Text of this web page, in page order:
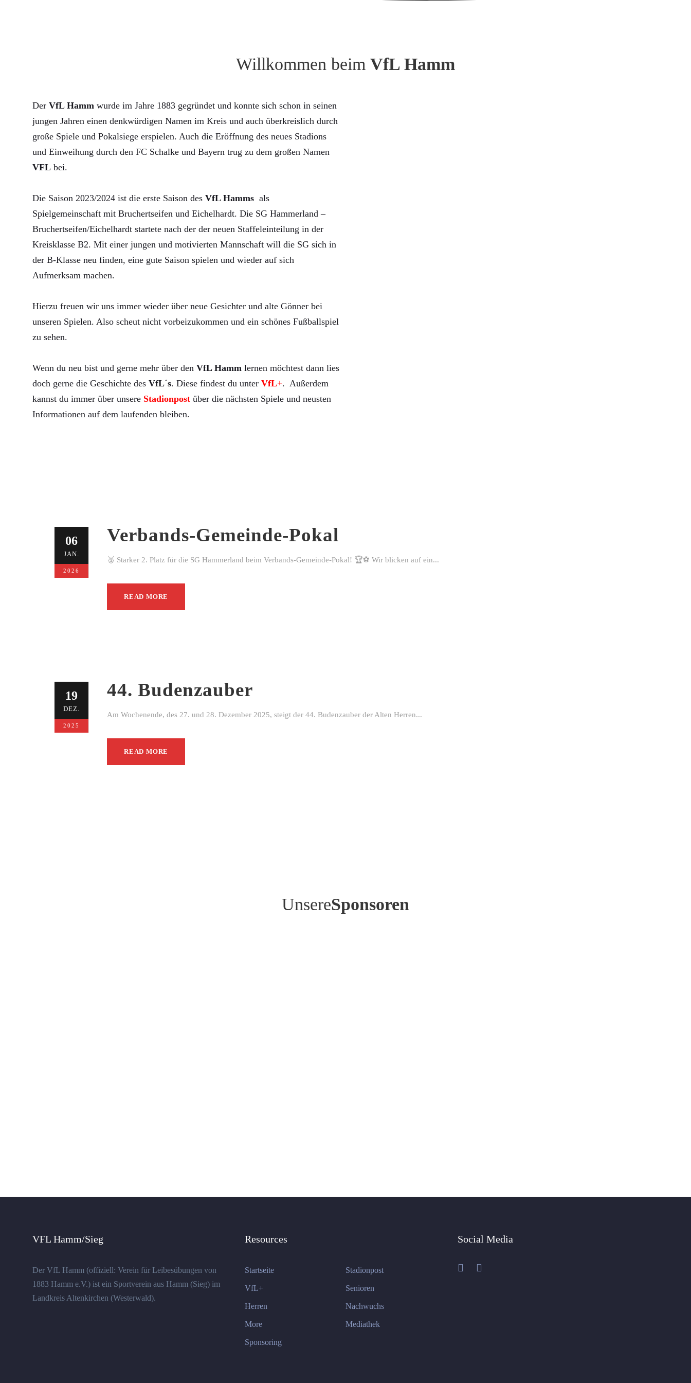
Willkommen beim VfL Hamm
Der VfL Hamm wurde im Jahre 1883 gegründet und konnte sich schon in seinen
jungen Jahren einen denkwürdigen Namen im Kreis und auch überkreislich durch
große Spiele und Pokalsiege erspielen. Auch die Eröffnung des neues Stadions
und Einweihung durch den FC Schalke und Bayern trug zu dem großen Namen
VFL bei.
Die Saison 2023/2024 ist die erste Saison des VfL Hamms als
Spielgemeinschaft mit Bruchertseifen und Eichelhardt. Die SG Hammerland –
Bruchertseifen/Eichelhardt startete nach der der neuen Staffeleinteilung in der
Kreisklasse B2. Mit einer jungen und motivierten Mannschaft will die SG sich in
der B-Klasse neu finden, eine gute Saison spielen und wieder auf sich
Aufmerksam machen.
Hierzu freuen wir uns immer wieder über neue Gesichter und alte Gönner bei
unseren Spielen. Also scheut nicht vorbeizukommen und ein schönes Fußballspiel
zu sehen.
Wenn du neu bist und gerne mehr über den VfL Hamm lernen möchtest dann lies
doch gerne die Geschichte des VfL´s. Diese findest du unter VfL+. Außerdem
kannst du immer über unsere Stadionpost über die nächsten Spiele und neusten
Informationen auf dem laufenden bleiben.
06
JAN.
2026
Verbands-Gemeinde-Pokal
🥈 Starker 2. Platz für die SG Hammerland beim Verbands-Gemeinde-Pokal! 🏆⚽ Wir blicken auf ein...
READ MORE
19
DEZ.
2025
44. Budenzauber
Am Wochenende, des 27. und 28. Dezember 2025, steigt der 44. Budenzauber der Alten Herren...
READ MORE
UnsereSponsoren
VFL Hamm/Sieg
Der VfL Hamm (offiziell: Verein für Leibesübungen von
1883 Hamm e.V.) ist ein Sportverein aus Hamm (Sieg) im
Landkreis Altenkirchen (Westerwald).
Resources
Startseite Stadionpost
VfL+ Senioren
Herren Nachwuchs
More Mediathek
Sponsoring
Social Media